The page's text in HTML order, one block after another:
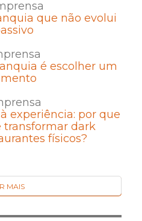
que não evolui
é escolher um
experiência: por que
transformar dark
físicos?
MAIS